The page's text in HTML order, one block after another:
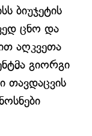
ბიუჯეტის
ცნო და
აღკვეთა
გიორგი
თავდაცვის